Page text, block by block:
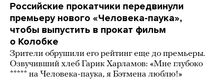
Российские прокатчики передвинули
премьеру нового «Человека-паука»,
чтобы выпустить в прокат фильм
о Колобке
Зрители обрушили его рейтинг еще до премьеры.
Озвучивший хлеб Гарик Харламов: «Мне глубоко
***** на Человека-паука, я Бэтмена люблю!»